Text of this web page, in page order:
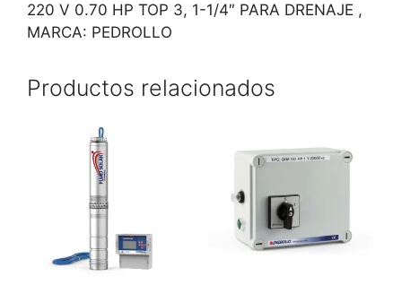
220 V 0.70 HP TOP 3, 1-1/4″ PARA DRENAJE ,
MARCA: PEDROLLO
Productos relacionados